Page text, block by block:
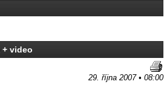
+ video
29. října 2007 • 08:00